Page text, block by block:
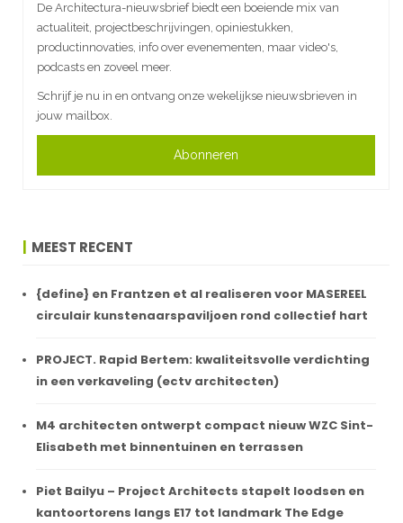
De Architectura-nieuwsbrief biedt een boeiende mix van
actualiteit, projectbeschrijvingen, opiniestukken,
productinnovaties, info over evenementen, maar video's,
podcasts en zoveel meer.
Schrijf je nu in en ontvang onze wekelijkse nieuwsbrieven in
jouw mailbox.
Abonneren
MEEST RECENT
{define} en Frantzen et al realiseren voor MASEREEL
circulair kunstenaarspaviljoen rond collectief hart
PROJECT. Rapid Bertem: kwaliteitsvolle verdichting
in een verkaveling (ectv architecten)
M4 architecten ontwerpt compact nieuw WZC Sint-
Elisabeth met binnentuinen en terrassen
Piet Bailyu – Project Architects stapelt loodsen en
kantoortorens langs E17 tot landmark The Edge